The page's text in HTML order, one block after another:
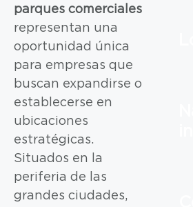
parques comerciales
representan una
oportunidad única
para empresas que
buscan expandirse o
establecerse en
ubicaciones
estratégicas.
Situados en la
periferia de las
grandes ciudades,